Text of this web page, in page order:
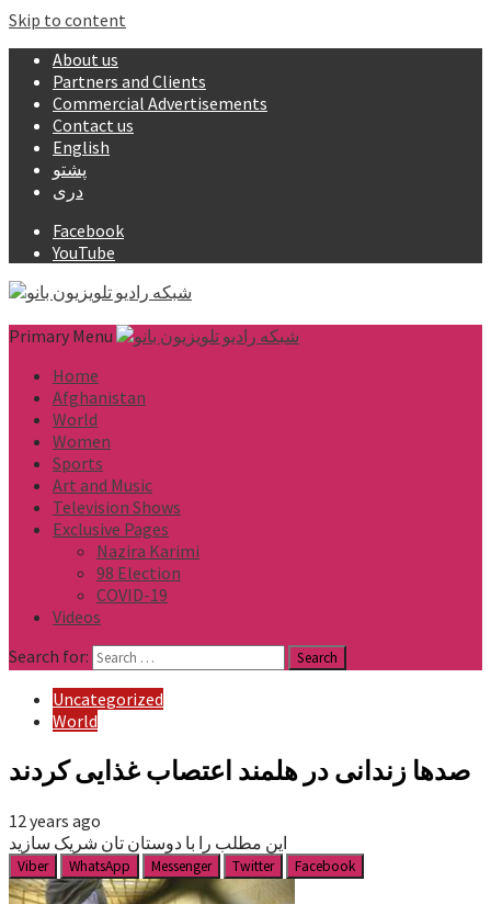
Skip to content
About us
Partners and Clients
Commercial Advertisements
Contact us
English
پشتو
دری
Facebook
YouTube
Primary Menu
Home
Afghanistan
World
Women
Sports
Art and Music
Television Shows
Exclusive Pages
Nazira Karimi
98 Election
COVID-19
Videos
Search for:
Uncategorized
World
صدها زندانی در هلمند اعتصاب غذایی کردند
12 years ago
این مطلب را با دوستان تان شریک سازید
Viber WhatsApp Messenger Twitter Facebook